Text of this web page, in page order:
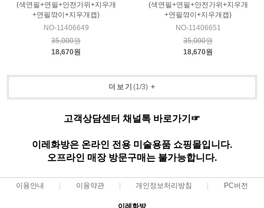
(색연필+연필+안전가위+지우개
+연필깎이+지우개캡)
NO-11406649
35,000원
18,670원
(색연필+연필+안전가위+지우개
+연필깎이+지우개캡)
NO-11406651
35,000원
18,670원
더보기 (1/3)+
고객상담센터 채널톡 바로가기☞
이레화방은 온라인 전용 미술용품 쇼핑몰입니다.
오프라인 매장 방문구매는 불가능합니다.
이용안내 이용약관 개인정보처리방침 PC버전
이레화방